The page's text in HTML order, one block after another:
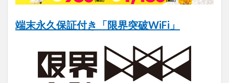
端末永久保証付き「限界突破WiFi」